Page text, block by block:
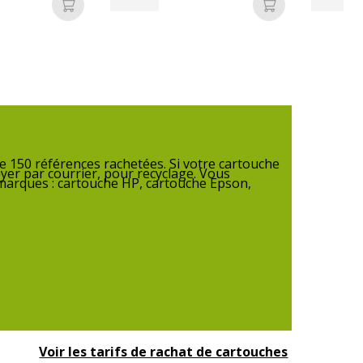
Ajouter au panier Ajouter au
références rachetées. Si votre cartouche
par courrier, pour recyclage. Vous
: cartouche HP, cartouche Epson,
Voir les tarifs de rachat de cartouches